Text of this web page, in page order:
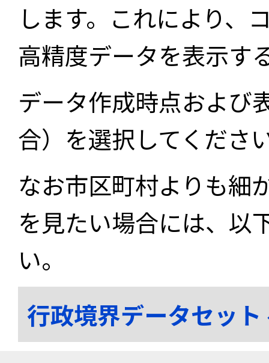
します。これにより、
高精度データを表示す
データ作成時点および
合）を選択してくださ
なお市区町村よりも細
を見たい場合には、以
い。
行政境界データセッ